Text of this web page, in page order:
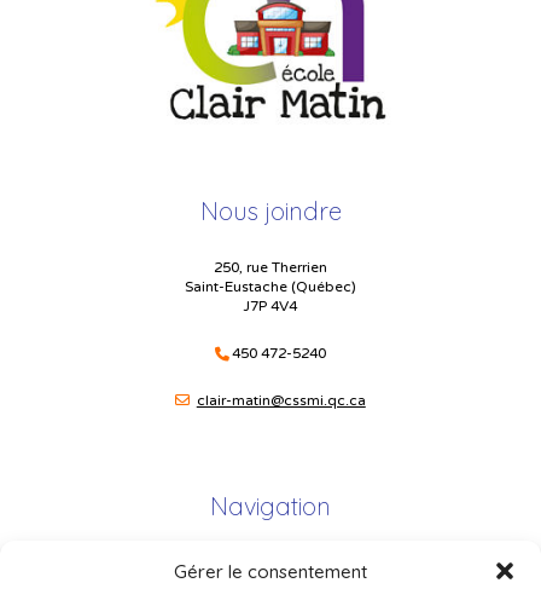
Gérer le consentement
Nous joindre
250, rue Therrien
Saint-Eustache (Québec)
J7P 4V4
450 472-5240
clair-matin@cssmi.qc.ca
Navigation
Plan du site